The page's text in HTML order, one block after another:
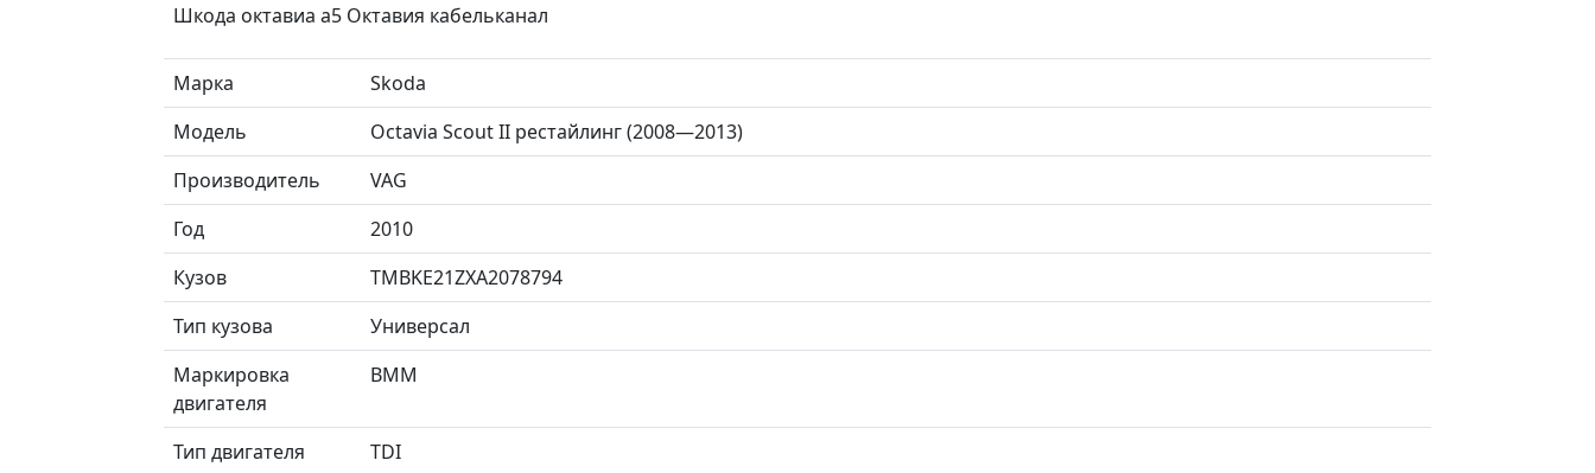
Шкода октавиа а5 Октавия кабельканал
Марка
Skoda
Модель
Octavia Scout II рестайлинг (2008—2013)
Производитель
VAG
Год
2010
Кузов
TMBKE21ZXA2078794
Тип кузова
Универсал
Маркировка
двигателя
BMM
Тип двигателя
TDI